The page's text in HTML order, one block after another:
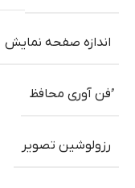
اندازه صفحه نمایش
ُفن آوری محافظ
رزولوشین تصویر